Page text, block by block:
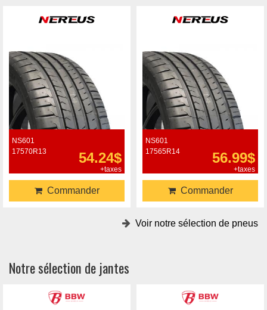
NS601
17570R13
54.24$
+taxes
Commander
NS601
17565R14
56.99$
+taxes
Commander
Voir notre sélection de pneus
Notre sélection de jantes